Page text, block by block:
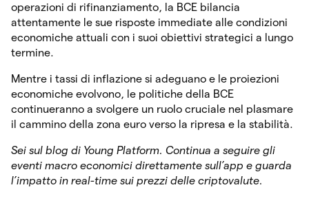
operazioni di rifinanziamento, la BCE bilancia
attentamente le sue risposte immediate alle condizioni
economiche attuali con i suoi obiettivi strategici a lungo
termine.
Mentre i tassi di inflazione si adeguano e le proiezioni
economiche evolvono, le politiche della BCE
continueranno a svolgere un ruolo cruciale nel plasmare
il cammino della zona euro verso la ripresa e la stabilità.
Sei sul blog di Young Platform. Continua a seguire gli
eventi macro economici direttamente sull’app e guarda
l’impatto in real-time sui prezzi delle criptovalute.